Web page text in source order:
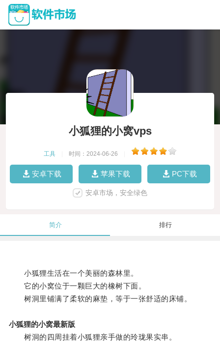
小狐狸的小窝vps
工具 时间：2024-06-26
安卓下载 苹果下载 PC下载
安卓市场，安全绿色
简介 排行
小狐狸生活在一个美丽的森林里。
它的小窝位于一颗巨大的橡树下面。
树洞里铺满了柔软的麻垫，等于一张舒适的床铺。
小狐狸的小窝最新版
树洞的四周挂着小狐狸亲手做的玲珑果实串。